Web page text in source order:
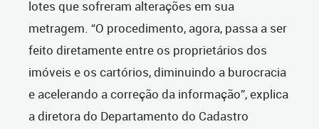
lotes que sofreram alterações em sua
metragem. “O procedimento, agora, passa a ser
feito diretamente entre os proprietários dos
imóveis e os cartórios, diminuindo a burocracia
e acelerando a correção da informação”, explica
a diretora do Departamento do Cadastro